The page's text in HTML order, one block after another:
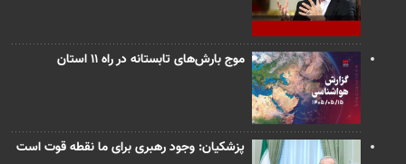
موج بارش‌های تابستانه در راه ۱۱ استان
پزشکیان: وجود رهبری برای ما نقطه قوت است